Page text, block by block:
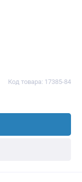
Код товара: 17385-84